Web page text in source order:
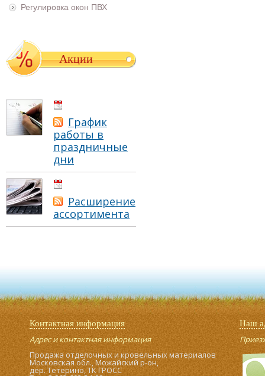
Регулировка окон ПВХ
Акции
График
работы в
праздничные
дни
Расширение
ассортимента
Контактная информация
Адрес и контактная информация
Продажа отделочных и кровельных материалов
Московская обл., Можайский р-он,
дер. Тетерино, ТК ГРОСС
Наш